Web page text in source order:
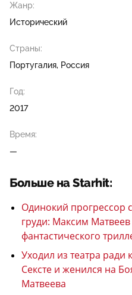
Жанр:
Исторический
Страны:
Португалия, Россия
Год:
2017
Время:
—
Больше на Starhit:
Одинокий
груди: Максим
фантастического
Уходил из театра ради
Сексте и женился на
Матвеева